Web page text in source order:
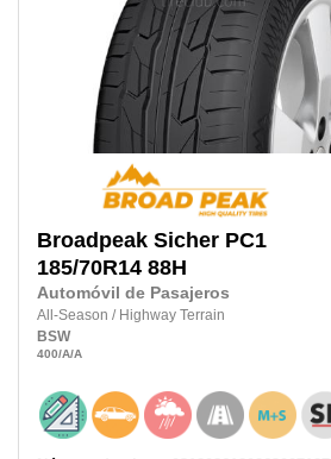
Broadpeak Sicher PC1
185/70R14 88H
Automóvil de Pasajeros
All-Season / Highway Terrain
BSW
400/A/A